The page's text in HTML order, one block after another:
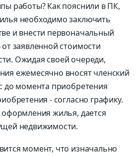
работы? Как пояснили в ПК,
необходимо заключить
и внести первоначальный
заявленной стоимости
Ожидая своей очереди,
ежемесячно вносят членский
до момента приобретения
- согласно графику.
оформления жилья, дается
недвижимости.
момент, что изначально